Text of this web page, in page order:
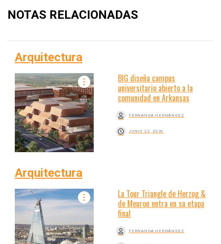
NOTAS RELACIONADAS
Arquitectura
BIG diseña campus
universitario abierto a la
comunidad en Arkansas
FERNANDA HERNÁNDEZ
JUNIO 22, 2026
Arquitectura
La Tour Triangle de Herzog &
de Meuron entra en su etapa
final
FERNANDA HERNÁNDEZ